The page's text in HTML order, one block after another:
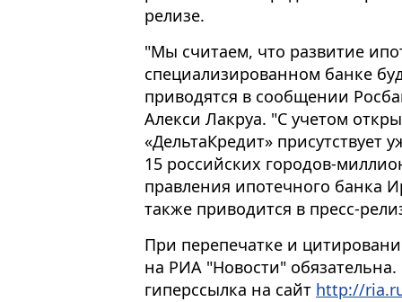
релизе.
"Мы считаем, что развитие
специализированном банке
приводятся в сообщении
Алекси Лакруа. "С учетом
«ДельтаКредит» присутствует
15 российских городов-
правления ипотечного банка
также приводится в пресс-
При перепечатке и
на РИА "Новости"
гиперссылка на сайт http://